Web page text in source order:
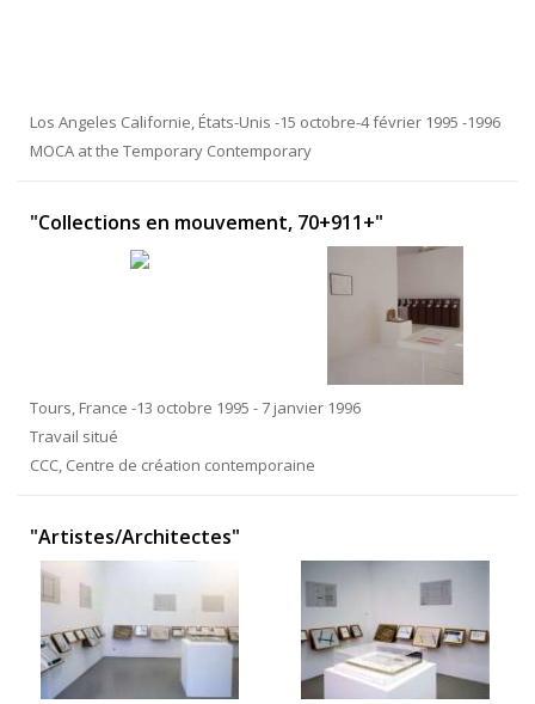
Los Angeles Californie, États-Unis -15 octobre-4 février 1995 -1996
MOCA at the Temporary Contemporary
"Collections en mouvement, 70+911+"
Tours, France -13 octobre 1995 - 7 janvier 1996
Travail situé
CCC, Centre de création contemporaine
"Artistes/Architectes"